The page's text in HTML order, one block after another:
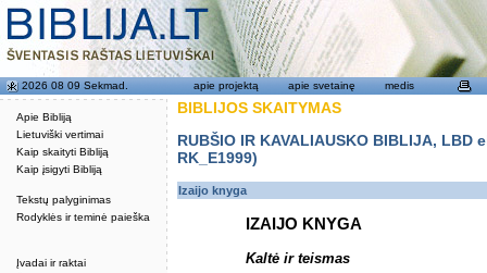
Apie Bibliją
Lietuviški vertimai
Kaip skaityti Bibliją
Kaip įsigyti Bibliją
Tekstų palyginimas
Rodyklės ir teminė paieška
Įvadai ir raktai
2026 08 09 Sekmad. apie projektą apie svetainę medis
BIBLIJOS SKAITYMAS
RUBŠIO IR KAVALIAUSKO BIBLIJA,
RK_E1999)
Izaijo knyga
IZAIJO KNYGA
Kaltė ir teismas